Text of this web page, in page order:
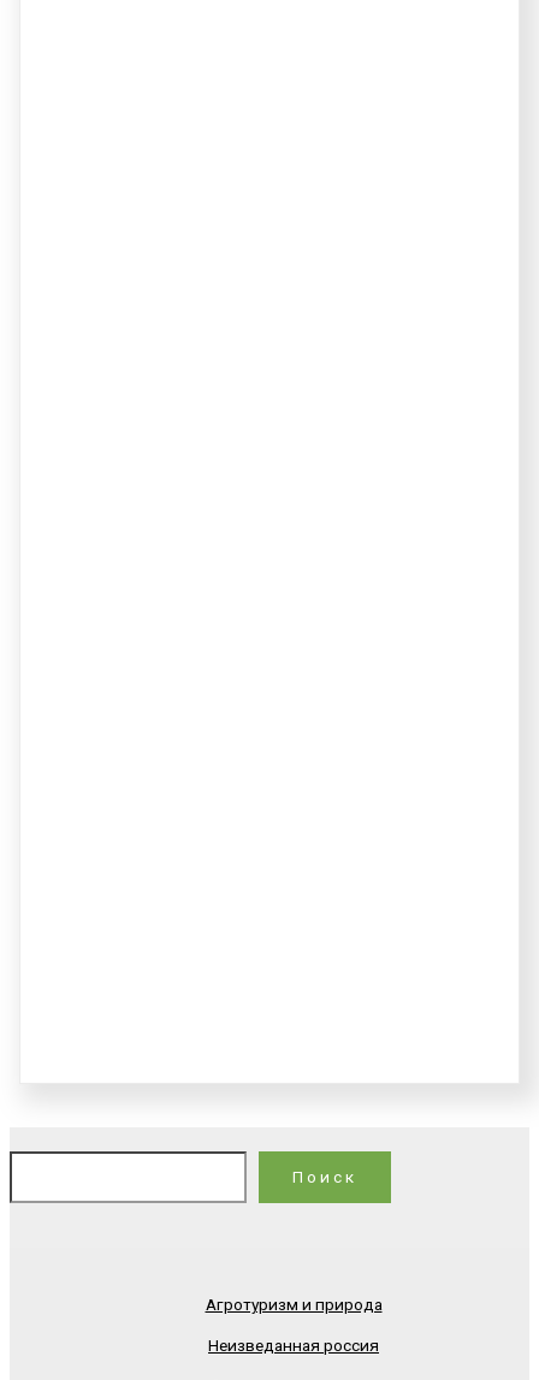
Поиск
Агротуризм и природа
Неизведанная россия